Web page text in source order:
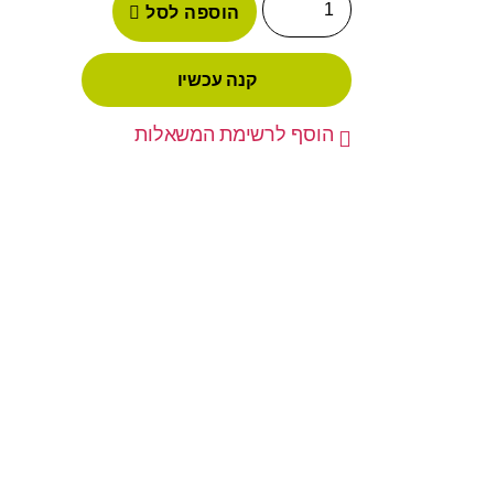
הוספה לסל
קנה עכשיו
הוסף לרשימת המשאלות